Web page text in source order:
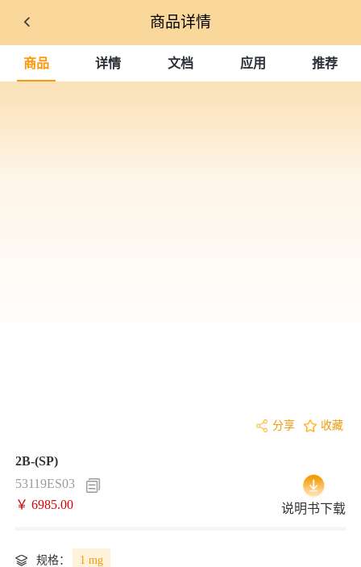
商品详情
商品 详情 文档 应用 推荐
分享 收藏
2B-(SP)
53119ES03
￥ 6985.00
说明书下载
规格： 1 mg